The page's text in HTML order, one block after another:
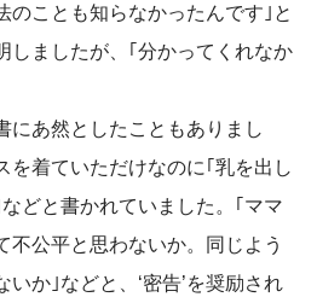
のことも知らなかったんです｣と
しましたが、｢分かってくれなか
あ然としたこともありまし
を着ていただけなのに｢乳を出し
どと書かれていました。｢ママ
不公平と思わないか。同じよう
か｣などと、‘密告’を奨励され